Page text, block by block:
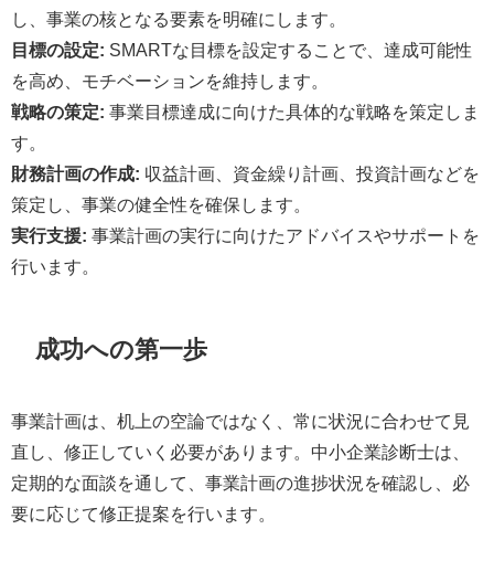
し、事業の核となる要素を明確にします。
目標の設定: SMARTな目標を設定することで、達成可能性
を高め、モチベーションを維持します。
戦略の策定: 事業目標達成に向けた具体的な戦略を策定しま
す。
財務計画の作成: 収益計画、資金繰り計画、投資計画などを
策定し、事業の健全性を確保します。
実行支援: 事業計画の実行に向けたアドバイスやサポートを
行います。
成功への第一歩
事業計画は、机上の空論ではなく、常に状況に合わせて見
直し、修正していく必要があります。中小企業診断士は、
定期的な面談を通して、事業計画の進捗状況を確認し、必
要に応じて修正提案を行います。